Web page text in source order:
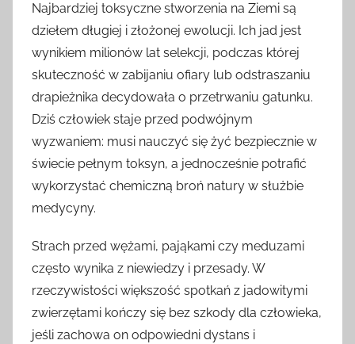
Najbardziej toksyczne stworzenia na Ziemi są
dziełem długiej i złożonej ewolucji. Ich jad jest
wynikiem milionów lat selekcji, podczas której
skuteczność w zabijaniu ofiary lub odstraszaniu
drapieżnika decydowała o przetrwaniu gatunku.
Dziś człowiek staje przed podwójnym
wyzwaniem: musi nauczyć się żyć bezpiecznie w
świecie pełnym toksyn, a jednocześnie potrafić
wykorzystać chemiczną broń natury w służbie
medycyny.
Strach przed wężami, pająkami czy meduzami
często wynika z niewiedzy i przesady. W
rzeczywistości większość spotkań z jadowitymi
zwierzętami kończy się bez szkody dla człowieka,
jeśli zachowa on odpowiedni dystans i